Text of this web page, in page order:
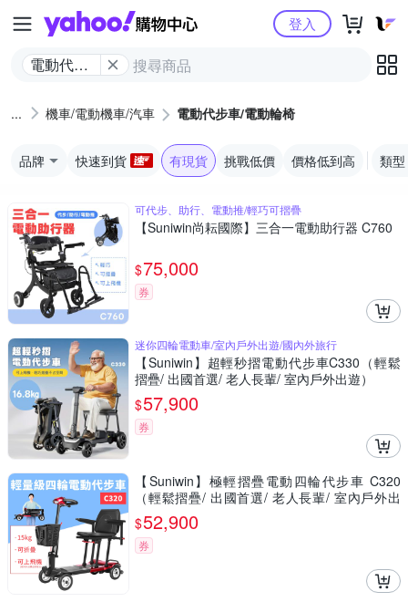
Yahoo購物中心
電動代步
椅
登入
機車/電動機車/汽車 電動代步車/電動輪椅
品牌 快速到貨 有現貨 挑戰低價 價格低到高 類型
可代步、助行、電動推/輕巧可摺疊
【Suniwin尚耘國際】三合一電動助行器 C760
$75,000
券
迷你四輪電動車/室內戶外出遊/國內外旅行
【Suniwin】超輕秒摺電動代步車C330（輕鬆
摺疊/ 出國首選/ 老人長輩/ 室內戶外出遊）
$57,900
券
【Suniwin】極輕摺疊電動四輪代步車 C320
（輕鬆摺疊/ 出國首選/ 老人長輩/ 室內戶外出
遊）
$52,900
券